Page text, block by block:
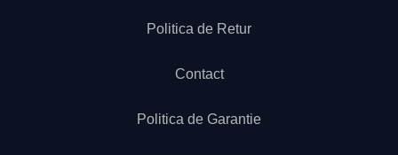
Politica de Retur
Contact
Politica de Garantie